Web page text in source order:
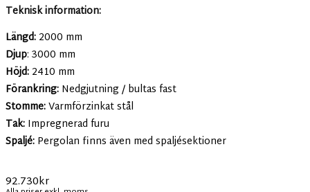
Teknisk information:
Längd: 2000 mm
Djup: 3000 mm
Höjd: 2410 mm
Förankring: Nedgjutning / bultas fast
Stomme:Varmförzinkat stål
Tak: Impregnerad furu
Spaljé: Pergolan finns även med spaljésektioner
92.730kr